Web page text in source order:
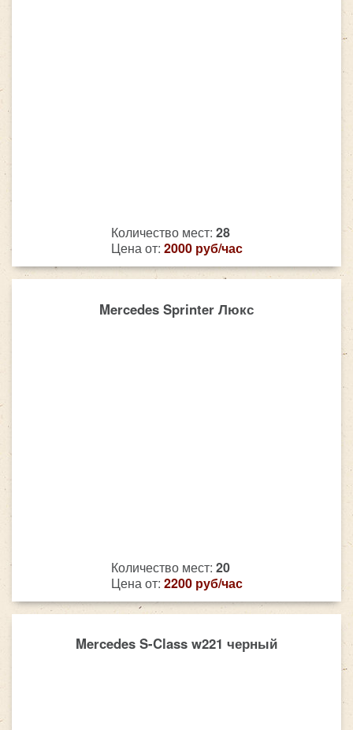
Количество мест: 28
Цена от: 2000 руб/час
Mercedes Sprinter Люкс
Количество мест: 20
Цена от: 2200 руб/час
Mercedes S-Class w221 черный